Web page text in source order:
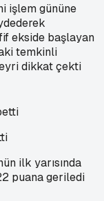
işlem gününe
ekside başlayan
temkinli
dikkat çekti
ilk yarısında
puana geriledi